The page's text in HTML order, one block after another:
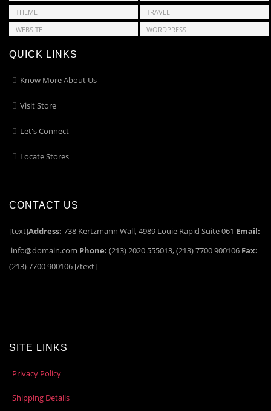
THEME
TRAVEL
WEBSITE
WORDPRESS
QUICK LINKS
Know More About Us
Visit Store
Let's Connect
Locate Stores
CONTACT US
[text]Address: 738 Kertzmann Wall, 4989 Louie Rapid Suite 061 Email:
info@domain.com Phone: (213) 2020 555013, (213) 7700 900106 Fax:
(213) 7700 900106 [/text]
SITE LINKS
Privacy Policy
Shipping Details